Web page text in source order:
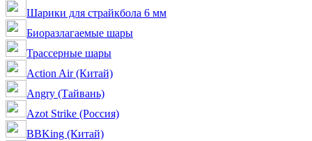
Шарики для страйкбола 6 мм
Биоразлагаемые шары
Трассерные шары
Action Air (Китай)
Angry (Тайвань)
Azot Strike (Россия)
BBKing (Китай)